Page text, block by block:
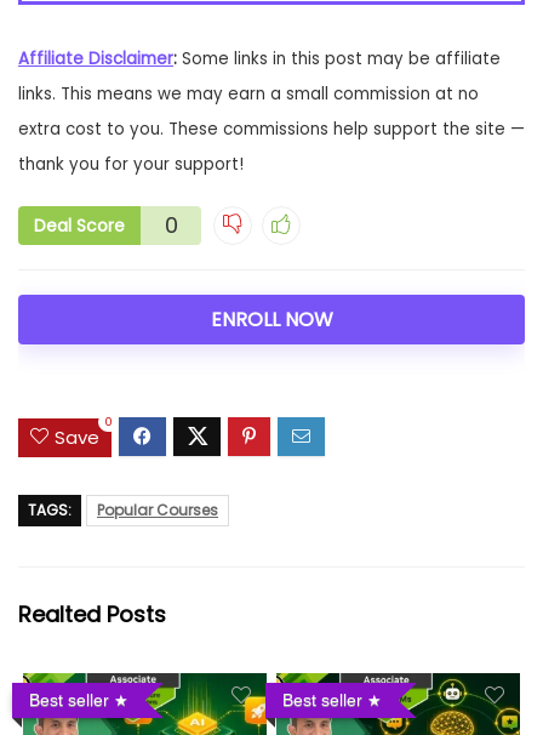
Affiliate Disclaimer: Some links in this post may be affiliate
links. This means we may earn a small commission at no
extra cost to you. These commissions help support the site —
thank you for your support!
Deal Score 0
ENROLL NOW
Save
0
TAGS: Popular Courses
Realted Posts
Best seller Best seller